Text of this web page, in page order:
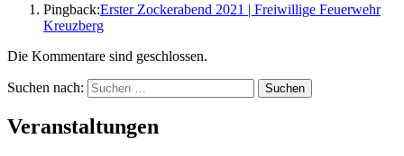
Pingback:Erster Zockerabend 2021 | Freiwillige Feuerwehr
Kreuzberg
Die Kommentare sind geschlossen.
Suchen nach:
Veranstaltungen